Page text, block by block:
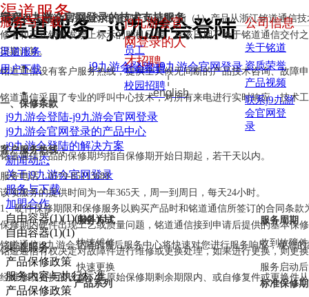
渠道服务 -j9九游会登陆
j9九游会登陆-j9九游会官网登录
¦
english
j9九游会登陆-j9九游会官网登录
j9九游会官网登录的产品中心
j9九游会登陆的解决方案
新闻动态
关于j9九游会官网登录
服务与下载
加盟合作
自由容器(1)(1)(1)(1)(1)
自由容器(1)(1)
渠道服务
渠道服务
产品保修政策
服务内容与执行标准
产品保修政策
定义：本政策中所述的“保修期开始日期”指（1）产品从浙江铭道通信
修卡和正式销售发票上标示的购机日期，且该日期不晚于铭道通信交付
日期计算。
一、保修条款
铭道通信产品的保修期均指自保修期开始日期起，若干天以内。
1、硬件保修期限和保修服务以购买产品时和铭道通信所签订的合同条
保修期内硬件出现工艺或质量问题，铭道通信接到申请后提供的基本保
铭道通信有权决定对故障件进行维修或更换处理，如果进行更换，则更
经维修或更换的设备，在原始保修期剩余期限内、或自修复件或更换件
产品系列 标准保修
远程j9九游会官网登录的技术支持服务
铭道通信设有客户服务热线，提供全天候无间断的产品技术咨询、故障
铭道通信采用了专业的呼叫中心技术，对所有来电进行实时响应，技术
客户服务热线：
服务电话：0579-85113688
该项服务的提供时间为一年365天，周一到周日，每天24小时。
铭道通信j9九游会登陆的售后服务中心将快速对您进行服务响应，使您
服务方式 服务周期
快速维修
快速更换
收到故障
服务启动
公司信息
服务与下载
渠道服务
用户下载
j9九游会官
网登录的人
才招聘
员工
社会招聘
校园招聘
关于铭道
资质荣誉
产品视频
联系j9九游
会官网登
录